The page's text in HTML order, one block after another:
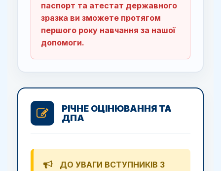
паспорт та атестат державного
зразка ви зможете протягом
першого року навчання за нашої
допомоги.
РІЧНЕ ОЦІНЮВАННЯ ТА
ДПА
ДО УВАГИ ВСТУПНИКІВ З